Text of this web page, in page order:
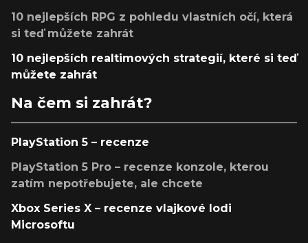
10 nejlepších RPG z pohledu vlastních očí, která
si teď můžete zahrát
10 nejlepších realtimových strategií, které si teď
můžete zahrát
Na čem si zahrát?
PlayStation 5 – recenze
PlayStation 5 Pro – recenze konzole, kterou
zatím nepotřebujete, ale chcete
Xbox Series X – recenze vlajkové lodi
Microsoftu